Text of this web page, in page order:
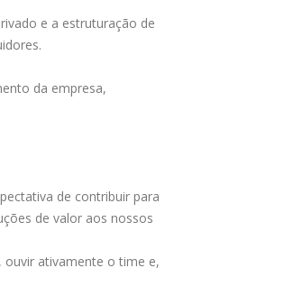
e a estruturação de
da empresa,
de contribuir para
de valor aos nossos
ouvir ativamente o time e,